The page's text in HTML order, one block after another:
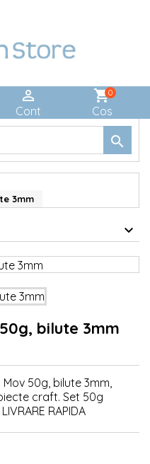

Cont
shopping_cart
Cos
0

3mm
bilute 3mm
50g, bilute 3mm,
craft. Set 50g
RAPIDA